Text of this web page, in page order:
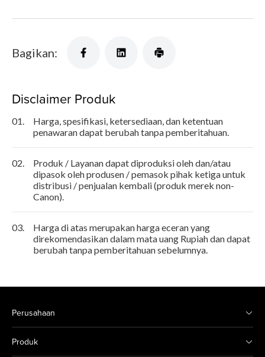
Bagikan:
Disclaimer Produk
01.
Harga, spesifikasi, ketersediaan, dan ketentuan
penawaran dapat berubah tanpa pemberitahuan.
02.
Produk / Layanan dapat diproduksi oleh dan/atau
dipasok oleh produsen / pemasok pihak ketiga untuk
distribusi / penjualan kembali (produk merek non-
Canon).
03.
Harga di atas merupakan harga eceran yang
direkomendasikan dalam mata uang Rupiah dan dapat
berubah tanpa pemberitahuan sebelumnya.
Perusahaan
Produk